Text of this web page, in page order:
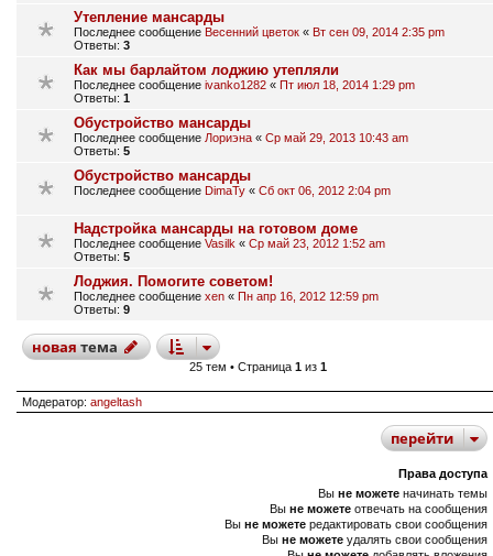
Утепление мансарды
Последнее сообщение Весенний цветок « Вт сен 09, 2014 2:35 pm
Ответы: 3
Как мы барлайтом лоджию утепляли
Последнее сообщение ivanko1282 « Пт июл 18, 2014 1:29 pm
Ответы: 1
Обустройство мансарды
Последнее сообщение Лориэна « Ср май 29, 2013 10:43 am
Ответы: 5
Обустройство мансарды
Последнее сообщение DimaTy « Сб окт 06, 2012 2:04 pm
Надстройка мансарды на готовом доме
Последнее сообщение Vasilk « Ср май 23, 2012 1:52 am
Ответы: 5
Лоджия. Помогите советом!
Последнее сообщение xen « Пн апр 16, 2012 12:59 pm
Ответы: 9
новаятема
25 тем • Страница 1из 1
Модератор: angeltash
перейти
Права доступа
Вы не можете начинать темы
Вы не можете отвечать на сообщения
Вы не можете редактировать свои сообщения
Вы не можете удалять свои сообщения